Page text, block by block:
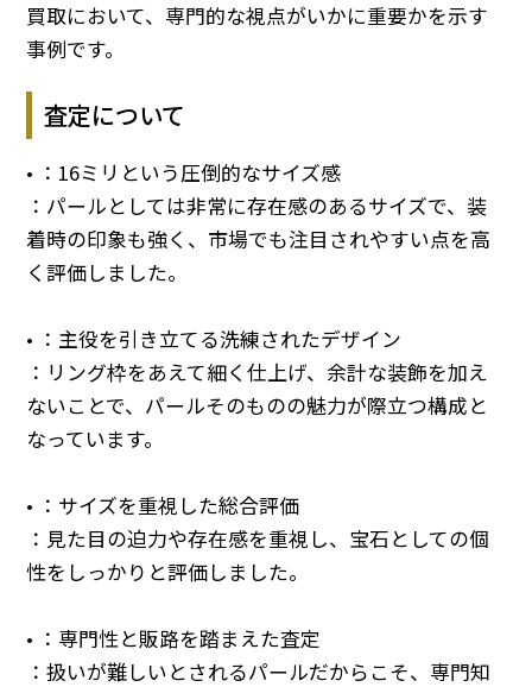
買取において、専門的な視点がいかに重要かを示す
事例です。
査定について
• ：16ミリという圧倒的なサイズ感
：パールとしては非常に存在感のあるサイズで、装
着時の印象も強く、市場でも注目されやすい点を高
く評価しました。
• ：主役を引き立てる洗練されたデザイン
：リング枠をあえて細く仕上げ、余計な装飾を加え
ないことで、パールそのものの魅力が際立つ構成と
なっています。
• ：サイズを重視した総合評価
：見た目の迫力や存在感を重視し、宝石としての個
性をしっかりと評価しました。
• ：専門性と販路を踏まえた査定
：扱いが難しいとされるパールだからこそ、専門知